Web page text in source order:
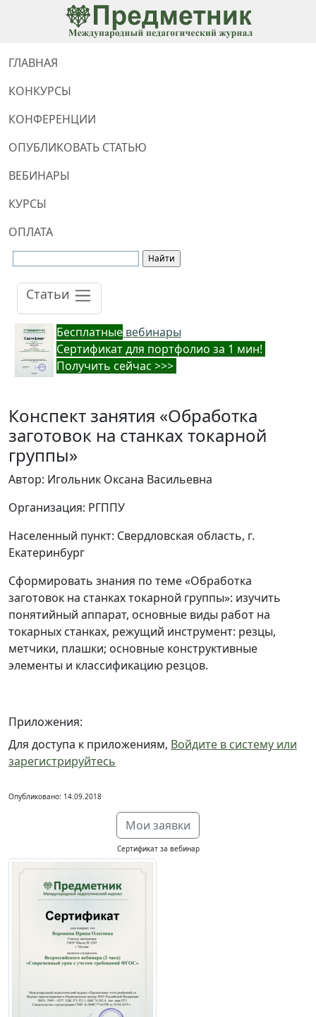
ГЛАВНАЯ
КОНКУРСЫ
КОНФЕРЕНЦИИ
ОПУБЛИКОВАТЬ СТАТЬЮ
ВЕБИНАРЫ
КУРСЫ
ОПЛАТА
Статьи
Бесплатные вебинары
Cертификат для портфолио за 1 мин!
Получить сейчас >>>
Конспект занятия «Обработка
заготовок на станках токарной
группы»
Автор: Игольник Оксана Васильевна
Организация: РГППУ
Населенный пункт: Свердловская область, г.
Екатеринбург
Сформировать знания по теме «Обработка
заготовок на станках токарной группы»: изучить
понятийный аппарат, основные виды работ на
токарных станках, режущий инструмент: резцы,
метчики, плашки; основные конструктивные
элементы и классификацию резцов.
Приложения:
Для доступа к приложениям, Войдите в систему или
зарегистрируйтесь
Опубликовано: 14.09.2018
Мои заявки
Сертификат за вебинар